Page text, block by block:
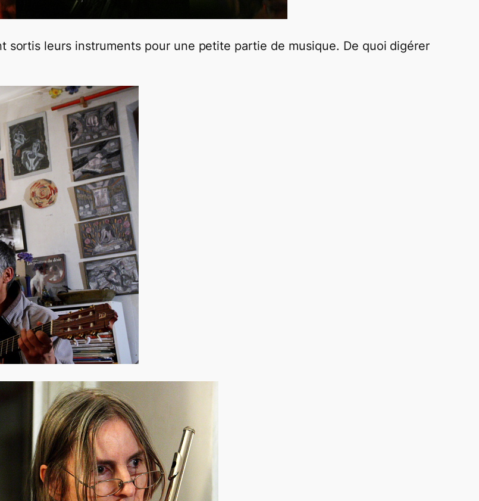
sortis leurs instruments pour une petite partie de musique. De quoi digérer